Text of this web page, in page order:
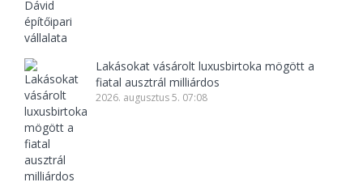
Lakásokat vásárolt luxusbirtoka mögött a
fiatal ausztrál milliárdos
2026. augusztus 5. 07:08